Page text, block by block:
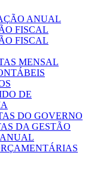
ANUAL
FISCAL
FISCAL
MENSAL
DE
DO GOVERNO
DA GESTÃO